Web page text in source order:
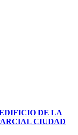
DE LA
CIUDAD